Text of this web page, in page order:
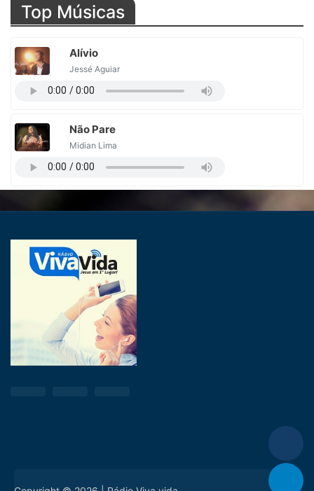
Top Músicas
Alívio
Jessé Aguiar
Não Pare
Midian Lima